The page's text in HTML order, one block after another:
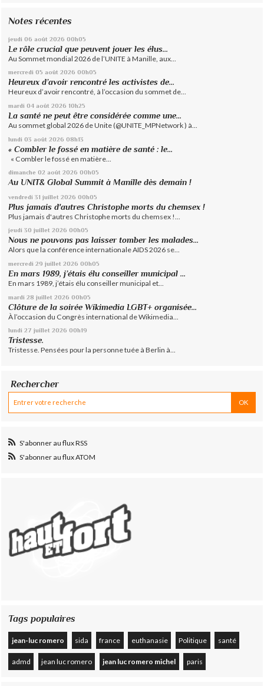
Notes récentes
jeudi 06 août 2026 00h05
Le rôle crucial que peuvent jouer les élus...
Au Sommet mondial 2026 de l’UNITE à Manille, aux...
mercredi 05 août 2026 00h05
Heureux d’avoir rencontré les activistes de...
Heureux d’avoir rencontré, à l’occasion du sommet de...
mardi 04 août 2026 10h25
La santé ne peut être considérée comme une...
Au sommet global 2026 de Unite (@UNITE_MPNetwork ) à...
lundi 03 août 2026 08h13
« Combler le fossé en matière de santé : le...
« Combler le fossé en matière...
dimanche 02 août 2026 00h05
Au UNIT& Global Summit à Manille dès demain !
vendredi 31 juillet 2026 00h05
Plus jamais d'autres Christophe morts du chemsex !
Plus jamais d'autres Christophe morts du chemsex !...
jeudi 30 juillet 2026 00h05
Nous ne pouvons pas laisser tomber les malades...
Alors que la conférence internationale AIDS 2026 se...
mercredi 29 juillet 2026 00h05
En mars 1989, j’étais élu conseiller municipal ...
En mars 1989, j’étais élu conseiller municipal et...
mardi 28 juillet 2026 00h05
Clôture de la soirée Wikimedia LGBT+ organisée...
À l’occasion du Congrès international de Wikimedia...
lundi 27 juillet 2026 00h19
Tristesse.
Tristesse. Pensées pour la personne tuée à Berlin à...
Rechercher
S'abonner au flux RSS
S'abonner au flux ATOM
Tags populaires
jean-luc romero sida france euthanasie Politique santé
admd jean luc romero jean luc romero michel paris